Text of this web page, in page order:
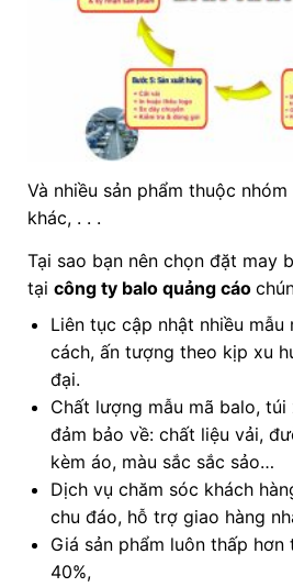
Và nhiều sản phẩm thuộc
khác, . . .
Tại sao bạn nên chọn đặt may
tại công ty balo quảng cáo
Liên tục cập nhật nhiều mẫu
cách, ấn tượng theo kịp xu
đại.
Chất lượng mẫu mã balo,
đảm bảo về: chất liệu vải,
kèm áo, màu sắc sắc sảo…
Dịch vụ chăm sóc khách
chu đáo, hỗ trợ giao hàng
Giá sản phẩm luôn thấp
40%,